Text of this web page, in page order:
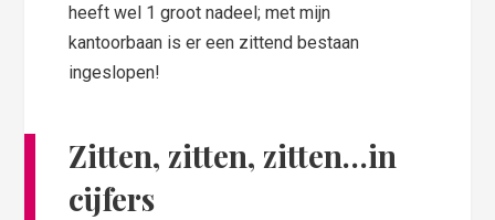
heeft wel 1 groot nadeel; met mijn
kantoorbaan is er een zittend bestaan
ingeslopen!
Zitten, zitten, zitten…in
cijfers